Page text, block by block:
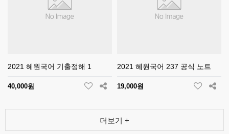
2021 혜원국어 기출정해 1
40,000원
2021 혜원국어 237 공식 노트
19,000원
더보기 +